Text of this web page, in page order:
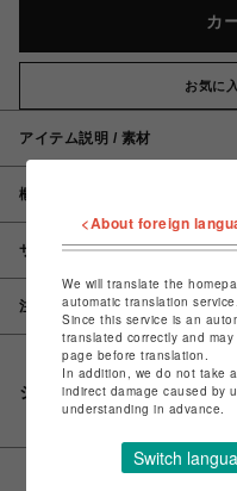
カ
お気に
アイテム説明 / 素材
概要
サイズ
注意事項
シェアする
<About foreign
We will translate the
automatic translation service.
Since this service is an
translated correctly and
page before translation.
In addition, we do not take
indirect damage caused by
understanding in advance.
Switch